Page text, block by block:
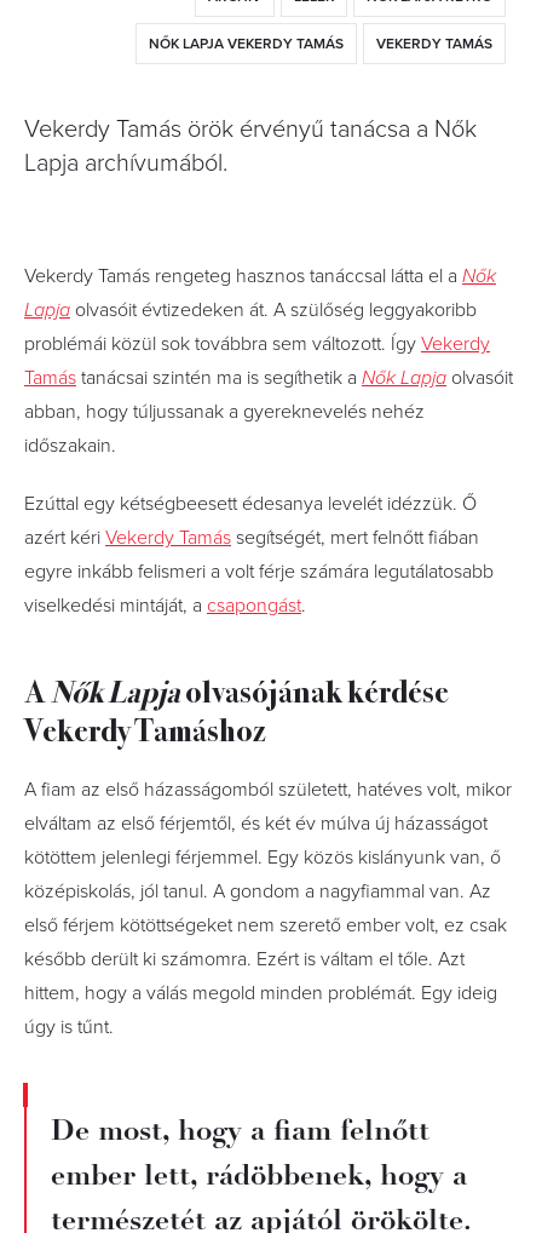
NŐK LAPJA VEKERDY TAMÁS VEKERDY TAMÁS
Vekerdy Tamás örök érvényű tanácsa a Nők
Lapja archívumából.
Vekerdy Tamás rengeteg hasznos tanáccsal látta el a Nők
Lapja olvasóit évtizedeken át. A szülőség leggyakoribb
problémái közül sok továbbra sem változott. Így Vekerdy
Tamás tanácsai szintén ma is segíthetik a Nők Lapja olvasóit
abban, hogy túljussanak a gyereknevelés nehéz
időszakain.
Ezúttal egy kétségbeesett édesanya levelét idézzük. Ő
azért kéri Vekerdy Tamás segítségét, mert felnőtt fiában
egyre inkább felismeri a volt férje számára legutálatosabb
viselkedési mintáját, a csapongást.
ANők Lapjaolvasójának kérdése
Vekerdy Tamáshoz
A fiam az első házasságomból született, hatéves volt, mikor
elváltam az első férjemtől, és két év múlva új házasságot
kötöttem jelenlegi férjemmel. Egy közös kislányunk van, ő
középiskolás, jól tanul. A gondom a nagyfiammal van. Az
első férjem kötöttségeket nem szerető ember volt, ez csak
később derült ki számomra. Ezért is váltam el tőle. Azt
hittem, hogy a válás megold minden problémát. Egy ideig
úgy is tűnt.
De most, hogy a fiam felnőtt
ember lett, rádöbbenek, hogy a
természetét az apjától örökölte.